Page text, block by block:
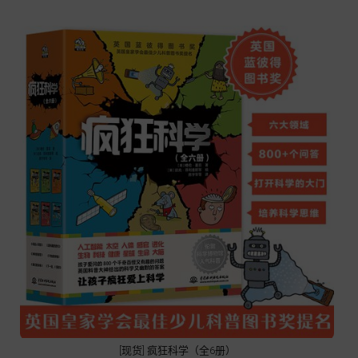
[现货] 疯狂科学（全6册）